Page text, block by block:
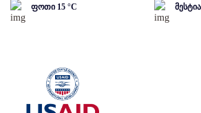
ფოთი 15 °C მესტია